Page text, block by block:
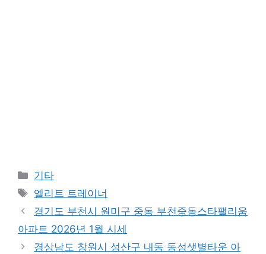
Categories
기타
Tags
엘리트 트레이너
경기도 부천시 원미구 중동 부천중동스타팰리움
아파트 2026년 1월 시세
경상남도 창원시 성산구 내동 동성샛별타운 아